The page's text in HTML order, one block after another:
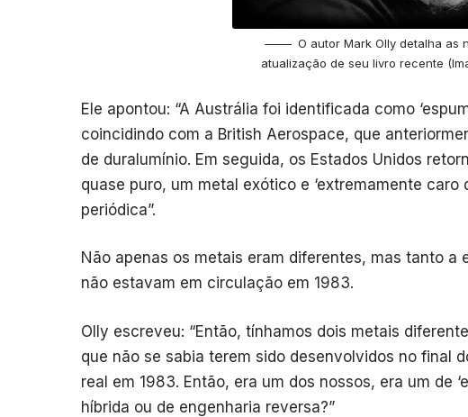
O autor Mark Olly detalha as
atualização de seu livro recente
Ele apontou: “A Austrália foi identificada como
coincidindo com a British Aerospace, que
de duralumínio. Em seguida, os Estados Unidos
quase puro, um metal exótico e ‘extremamente caro
periódica”.
Não apenas os metais eram diferentes, mas tanto a
não estavam em circulação em 1983.
Olly escreveu: “Então, tínhamos dois metais
que não se sabia terem sido desenvolvidos no final
real em 1983. Então, era um dos nossos, era um de
híbrida ou de engenharia reversa?”